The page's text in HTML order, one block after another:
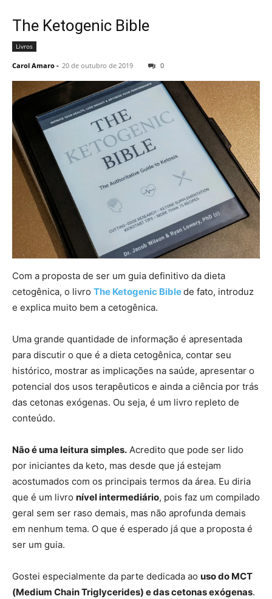
The Ketogenic Bible
Livros
Carol Amaro - 20 de outubro de 2019 0
Com a proposta de ser um guia definitivo da dieta
cetogênica, o livro The Ketogenic Biblede fato, introduz
e explica muito bem a cetogênica.
Uma grande quantidade de informação é apresentada
para discutir o que é a dieta cetogênica, contar seu
histórico, mostrar as implicações na saúde, apresentar o
potencial dos usos terapêuticos e ainda a ciência por trás
das cetonas exógenas. Ou seja, é um livro repleto de
conteúdo.
Não é uma leitura simples. Acredito que pode ser lido
por iniciantes da keto, mas desde que já estejam
acostumados com os principais termos da área. Eu diria
que é um livro nível intermediário, pois faz um compilado
geral sem ser raso demais, mas não aprofunda demais
em nenhum tema. O que é esperado já que a proposta é
ser um guia.
Gostei especialmente da parte dedicada ao uso do MCT
(Medium Chain Triglycerides) e das cetonas exógenas.